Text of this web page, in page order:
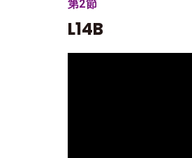
第2節
L14B